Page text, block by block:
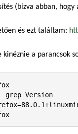
(bízva abban,
és ezt találtam:
a parancsok
grep Version